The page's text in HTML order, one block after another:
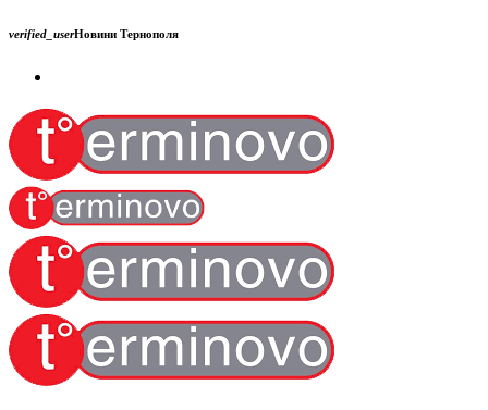
verified_userНовини Тернополя